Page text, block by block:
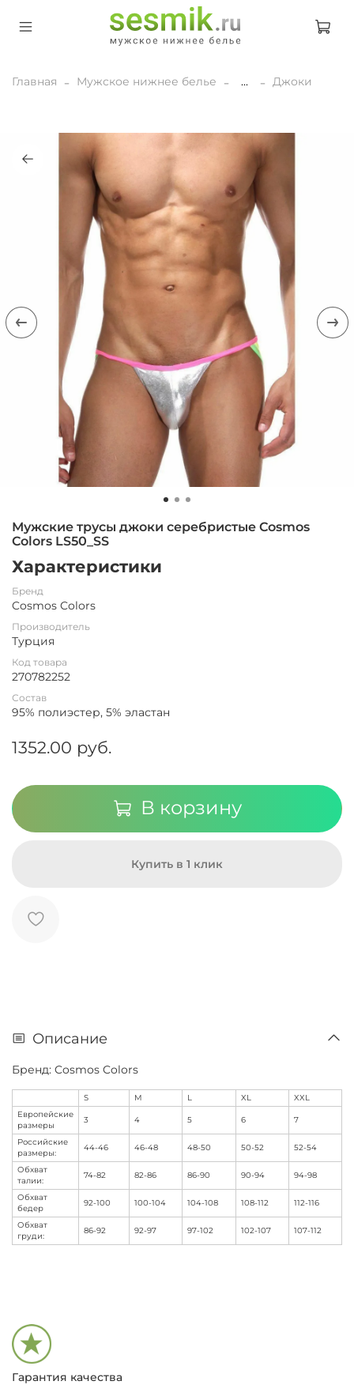
Главная Мужское нижнее белье ... Джоки
Мужские трусы джоки серебристые Cosmos
Colors LS50_SS
Характеристики
Бренд
Cosmos Colors
Производитель
Турция
Код товара
270782252
Состав
95% полиэстер, 5% эластан
1352.00 руб.
В корзину
Купить в 1 клик
Описание
Бренд: Cosmos Colors
S M L XL
XXL
Европейские
размеры
3 4 5 6 7
Российские
размеры:
44-46 46-48 48-50 50-52 52-54
Обхват
талии:
74-82 82-86 86-90 90-94 94-98
Обхват
бедер
92-100 100-104 104-108 108-112 112-116
Обхват
груди:
86-92 92-97 97-102 102-107 107-112
Гарантия качества